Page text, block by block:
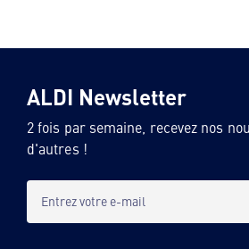
ALDI Newsletter
2 fois par semaine, recevez nos
d'autres !
Entrez votre e-mail